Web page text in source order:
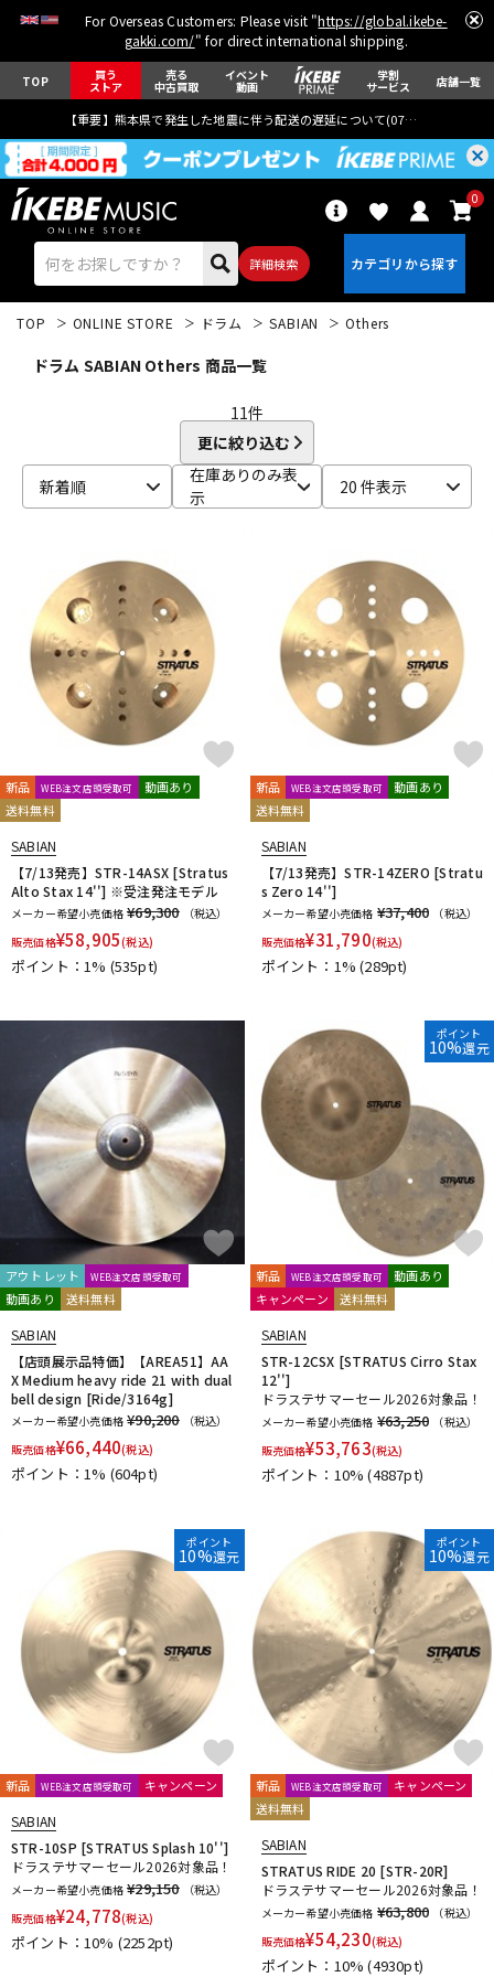
For Overseas Customers: Please visit "https://global.ikebe-
gakki.com/" for direct international shipping.
TOP 買う
ストア
売る
中古買取
イベント
動画
学割
サービス 店舗一覧
【重要】熊本県で発生した地震に伴う配送の遅延について(07月29日
詳細検索
0
ドラム パーカッション
キーボード 電子ピアノ
DJ機器 DTM
配信/ライブ機器 楽器アクセサリ
中古 ヴィンテージ
TOP ONLINE STORE ドラム SABIAN Others
ドラム SABIAN Others 商品一覧
11件
更に絞り込む
新着順
在庫ありのみ表
示
20 件表示
新品 WEB注文店頭受取可
動画あり
送料無料
SABIAN
【7/13発売】STR-14ASX [Stratus
Alto Stax 14''] ※受注発注モデル
メーカー希望小売価格 ¥69,300
（税込）
販売価格¥58,905(税込)
ポイント：1% (535pt)
新品 WEB注文店頭受取可
動画あり
送料無料
SABIAN
【7/13発売】STR-14ZERO [Stratu
s Zero 14'']
メーカー希望小売価格 ¥37,400
（税込）
販売価格¥31,790(税込)
ポイント：1%(289pt)
アウトレット WEB注文店頭受取可
動画あり 送料無料
SABIAN
【店頭展示品特価】【AREA51】AA
X Medium heavy ride 21 with dual
bell design [Ride/3164g]
メーカー希望小売価格 ¥90,200
（税込）
販売価格¥66,440(税込)
ポイント：1% (604pt)
ポイント
10%還元
新品 WEB注文店頭受取可
動画あり
キャンペーン
送料無料
SABIAN
STR-12CSX [STRATUS Cirro Stax
12'']
ドラステサマーセール2026対象品！
メーカー希望小売価格 ¥63,250
（税込）
販売価格¥53,763(税込)
ポイント：10%(4887pt)
ポイント
10%還元
新品 WEB注文店頭受取可 キャンペーン
SABIAN
STR-10SP [STRATUS Splash 10'']
ドラステサマーセール2026対象品！
メーカー希望小売価格 ¥29,150
（税込）
販売価格¥24,778(税込)
ポイント：10% (2252pt)
ポイント
10%還元
新品 WEB注文店頭受取可
キャンペーン
送料無料
SABIAN
STRATUS RIDE 20 [STR-20R]
ドラステサマーセール2026対象品！
メーカー希望小売価格 ¥63,800
（税込）
販売価格¥54,230(税込)
ポイント：10%(4930pt)